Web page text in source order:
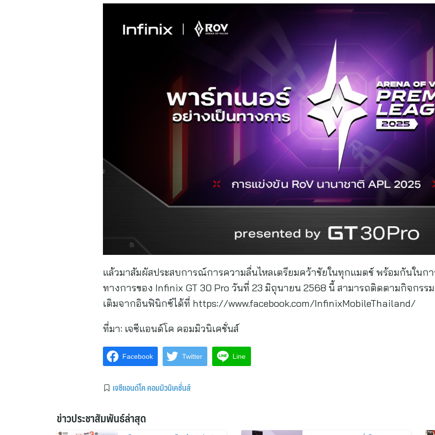
แล้วมาสัมผัสประสบการณ์การความลื่นไหลเตรียมคว้าชัยในทุกแมตช์ พร้อมกันในกา
ทางการของ Infinix GT 30 Pro วันที่ 23 มิถุนายน 2568 นี้ สามารถติดตามกิจกรร
เติมจากอินฟินิกซ์ได้ที่ https://www.facebook.com/InfinixMobileThailand/
ที่มา: เจซีแอนด์โค คอมมิวนิเคชั่นส์
Facebook Twitter Line
เจซีแอนด์โค คอมมิวนิเคชั่นส์
ข่าวประชาสัมพันธ์ล่าสุด